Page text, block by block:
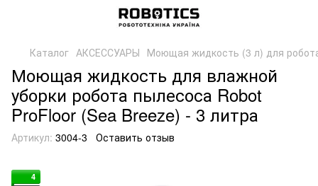
Каталог АКСЕССУАРЫ Моющая жидкость (3 л) для
Моющая жидкость для влажной
уборки робота пылесоса Robot
ProFloor (Sea Breeze) - 3 литра
Артикул: 3004-3 Оставить отзыв
4